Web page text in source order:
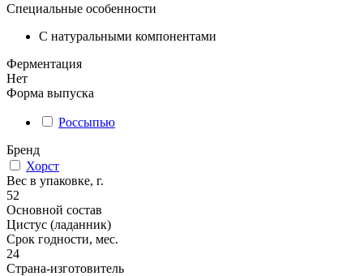
Специальные особенности
С натуральными компонентами
Ферментация
Нет
Форма выпуска
Россыпью
Бренд
Хорст
Вес в упаковке, г.
52
Основной состав
Цистус (ладанник)
Срок годности, мес.
24
Страна-изготовитель